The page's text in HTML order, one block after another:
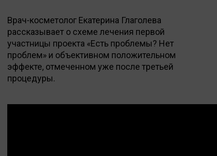
Врач-косметолог Екатерина Глаголева
рассказывает о схеме лечения первой
участницы проекта «Есть проблемы? Нет
проблем» и объективном положительном
эффекте, отмеченном уже после третьей
процедуры.